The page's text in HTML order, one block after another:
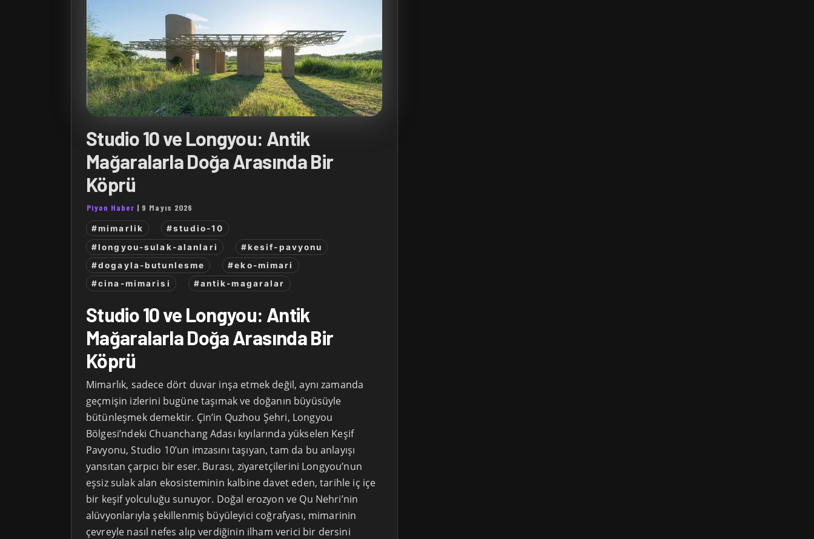
Studio 10 ve Longyou: Antik
Mağaralarla Doğa Arasında Bir
Köprü
Piyon Haber | 9 Mayıs 2026
#mimarlik
#studio-10
#longyou-sulak-alanlari
#kesif-pavyonu
#dogayla-butunlesme
#eko-mimari
#cina-mimarisi
#antik-magaralar
Studio 10 ve Longyou: Antik
Mağaralarla Doğa Arasında Bir
Köprü
Mimarlık, sadece dört duvar inşa etmek değil, aynı zamanda
geçmişin izlerini bugüne taşımak ve doğanın büyüsüyle
bütünleşmek demektir. Çin’in Quzhou Şehri, Longyou
Bölgesi’ndeki Chuanchang Adası kıyılarında yükselen Keşif
Pavyonu, Studio 10’un imzasını taşıyan, tam da bu anlayışı
yansıtan çarpıcı bir eser. Burası, ziyaretçilerini Longyou’nun
eşsiz sulak alan ekosisteminin kalbine davet eden, tarihle iç içe
bir keşif yolculuğu sunuyor. Doğal erozyon ve Qu Nehri’nin
alüvyonlarıyla şekillenmiş büyüleyici coğrafyası, mimarinin
çevreyle nasıl nefes alıp verdiğinin ilham verici bir dersini